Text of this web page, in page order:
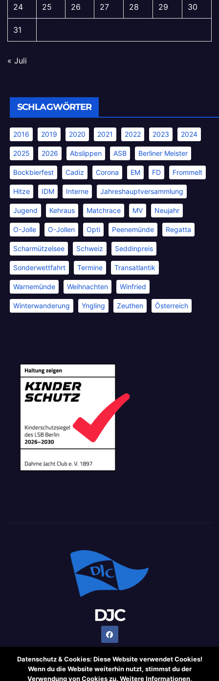
24 25 26 27 28 29 30
31
« Juli
SCHLAGWÖRTER
2016 2019 2020 2021 2022 2023 2024
2025 2026 Abslippen ASB Berliner Meister
Bockbierfest Cadiz Corona EM FD Frommelt
Hitze IDM Interne Jahreshauptversammlung
Jugend Kehraus Matchrace MV Neujahr
O-Jolle O-Jollen Opti Peenemünde Regatta
Scharmützelsee Schweiz Seddinpreis
Sonderwettfahrt Termine Transatlantik
Warnemünde Weihnachten Winfried
Winterwanderung Yngling Zeuthen Österreich
DJC
Datenschutz & Cookies: Diese Website verwendet Cookies!
Wenn du die Website weiterhin nutzt, stimmst du der
Verwendung von Cookies zu. Weitere Informationen,